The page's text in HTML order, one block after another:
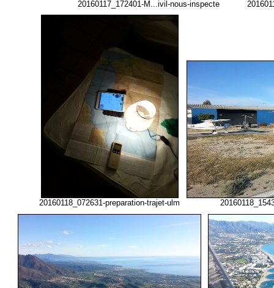
20160117_172401-M...ivil-nous-inspecte
20160118_072631-preparation-trajet-ulm